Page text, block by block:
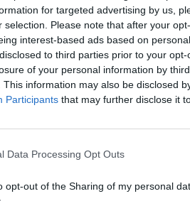
for targeted advertising by us,
selection. Please note that after your
interest-based ads based on
to third parties prior to your
of your personal information by
This information may also be disclosed
Participants that may further disclose it
Data Processing Opt Outs
opt-out of the Sharing of my personal
be az intézkedéssel
védelmét ahírhedt
bizonyítékuk nincs
nem találtak egyetlen arra
hiányában
mondja Lele, nem kevés